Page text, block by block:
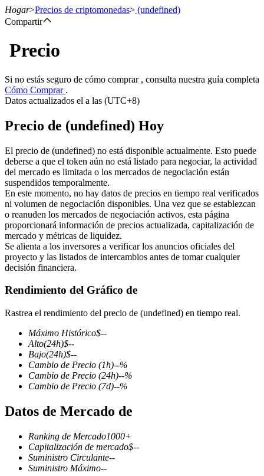
Futuros
Futuros del USDT
Futuros que utilizan USDT como garantía
Futuros COIN-M
Futuros de criptomonedas
TradFi
primas
Hogar>Precios de criptomonedas> (undefined)
Compartir
Precio
Si no estás seguro de cómo comprar , consulta nuestra guía completa
Cómo Comprar .
Datos actualizados el a las (UTC+8)
Precio de (undefined) Hoy
El precio de (undefined) no está disponible actualmente. Esto puede
deberse a que el token aún no está listado para negociar, la actividad
del mercado es limitada o los mercados de negociación están
suspendidos temporalmente.
En este momento, no hay datos de precios en tiempo real verificados
ni volumen de negociación disponibles. Una vez que se establezcan
o reanuden los mercados de negociación activos, esta página
proporcionará información de precios actualizada, capitalización de
mercado y métricas de liquidez.
Se alienta a los inversores a verificar los anuncios oficiales del
proyecto y las listados de intercambios antes de tomar cualquier
decisión financiera.
Rendimiento del Gráfico de
Rastrea el rendimiento del precio de (undefined) en tiempo real.
Máximo Histórico$--
Alto(24h)$--
Bajo(24h)$--
Cambio de Precio (1h)--%
Cambio de Precio (24h)--%
Cambio de Precio (7d)--%
Datos de Mercado de
Ranking de Mercado1000+
Capitalización de mercado$--
Suministro Circulante--
Suministro Máximo--